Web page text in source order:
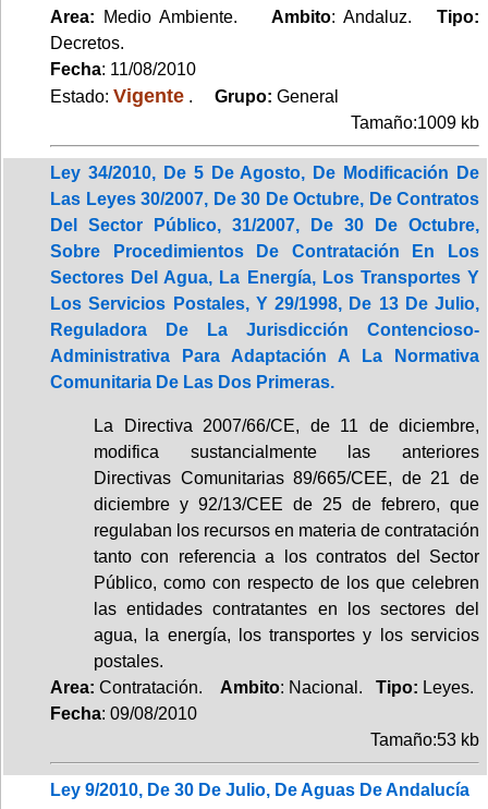
Area: Medio Ambiente. Ambito: Andaluz.Tipo:
Decretos.
Fecha: 11/08/2010
Estado: Vigente . Grupo: General
Tamaño:1009 kb
Ley 34/2010, De 5 De Agosto, De Modificación De
Las Leyes 30/2007, De 30 De Octubre, De Contratos
Del Sector Público, 31/2007, De 30 De Octubre,
Sobre Procedimientos De Contratación En Los
Sectores Del Agua, La Energía, Los Transportes Y
Los Servicios Postales, Y 29/1998, De 13 De Julio,
Reguladora De La Jurisdicción Contencioso-
Administrativa Para Adaptación A La Normativa
Comunitaria De Las Dos Primeras.
La Directiva 2007/66/CE, de 11 de diciembre,
modifica sustancialmente las anteriores
Directivas Comunitarias 89/665/CEE, de 21 de
diciembre y 92/13/CEE de 25 de febrero, que
regulaban los recursos en materia de contratación
tanto con referencia a los contratos del Sector
Público, como con respecto de los que celebren
las entidades contratantes en los sectores del
agua, la energía, los transportes y los servicios
postales.
Area: Contratación. Ambito: Nacional. Tipo: Leyes.
Fecha: 09/08/2010
Tamaño:53 kb
Ley 9/2010, De 30 De Julio, De Aguas De Andalucía